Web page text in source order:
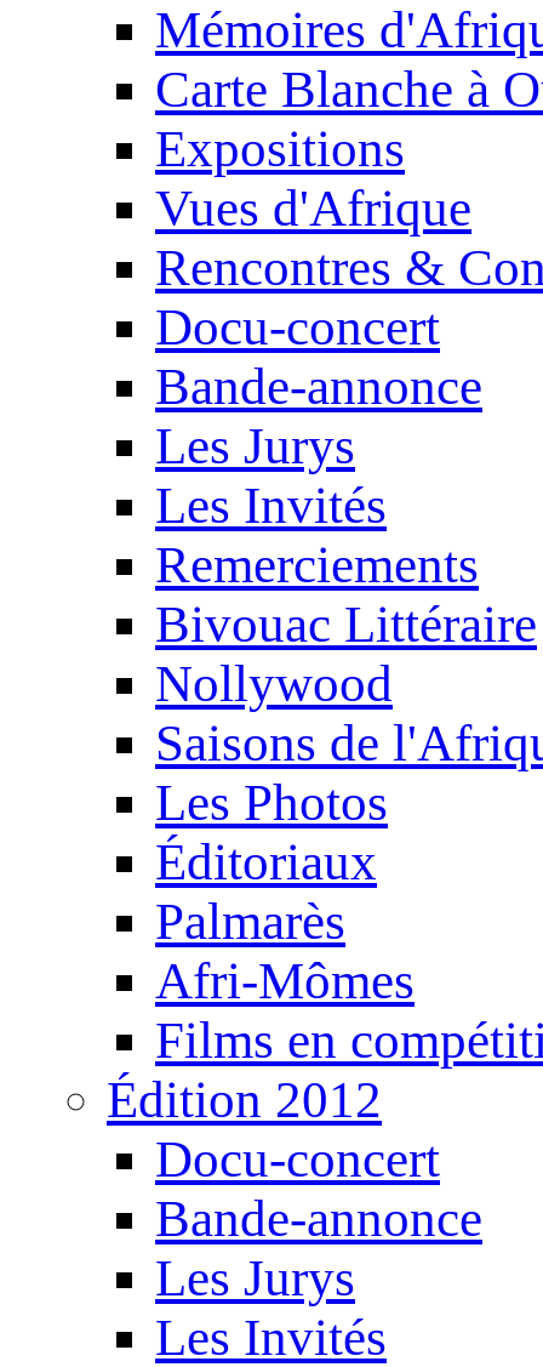
Mémoires
Carte Blanche à
Expositions
Vues d'Afrique
Rencontres &
Docu-concert
Bande-annonce
Les Jurys
Les Invités
Remerciements
Bivouac Littéraire
Nollywood
Saisons de
Les Photos
Éditoriaux
Palmarès
Afri-Mômes
Films en
Édition 2012
Docu-concert
Bande-annonce
Les Jurys
Les Invités